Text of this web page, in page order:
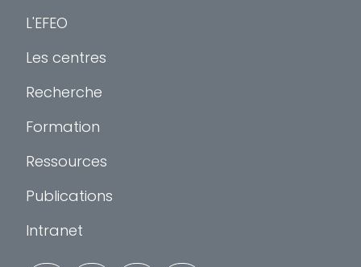
L'EFEO
Les centres
Recherche
Formation
Ressources
Publications
Intranet